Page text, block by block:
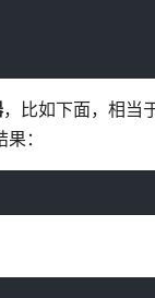
，比如下面，相当
：